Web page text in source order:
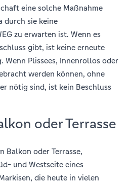
eine solche Maßnahme
durch sie keine
zu erwarten ist. Wenn es
gibt, ist keine erneute
Wenn Plissees, Innenrollos oder
werden können, ohne
nötig sind, ist kein Beschluss
oder Terrasse
Balkon oder Terrasse,
und Westseite eines
die heute in vielen